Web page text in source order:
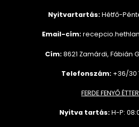
Nyitvartartás:Hétfő-
Email-cím:
Cím:8621 Zamárdi, Fábián
Telefonszám: +36/30
FERDE FENYŐ
Nyitva tartás:H-P: